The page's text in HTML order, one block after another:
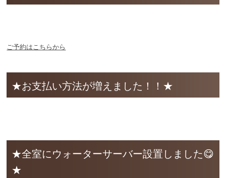
ご予約はこちらから
★お支払い方法が増えました！！★
★全室にウォーターサーバー設置しました😋
★